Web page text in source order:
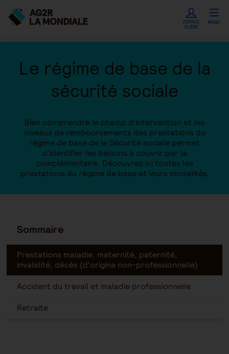
ESPACE
CLIENT
MENU
Le régime de base de la
sécurité sociale
Bien comprendre le champ d’intervention et les
niveaux de remboursements des prestations du
régime de base de la Sécurité sociale permet
d’identifier les besoins à couvrir par la
complémentaire. Découvrez ici toutes les
prestations du régime de base et leurs modalités.
Sommaire
Prestations maladie, maternité, paternité,
invalidité, décès (d'origine non-professionnelle)
Accident du travail et maladie professionnelle
Retraite